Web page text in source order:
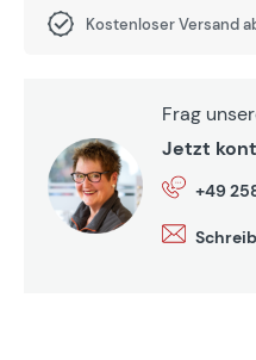
Kostenloser Versand
Frag
Jetzt
+49